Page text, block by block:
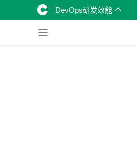
DevOps研发效能